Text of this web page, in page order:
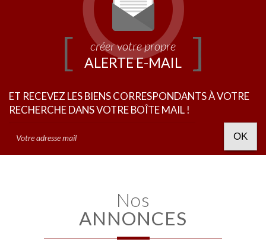
créer votre propre
ALERTE E-MAIL
ET RECEVEZ LES BIENS CORRESPONDANTS À VOTRE
RECHERCHE DANS VOTRE BOÎTE MAIL !
OK
Nos
ANNONCES